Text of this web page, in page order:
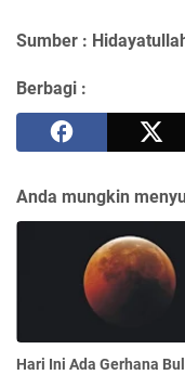
Sumber :
Berbagi :
Anda mungkin
Hari Ini Ada Gerhana